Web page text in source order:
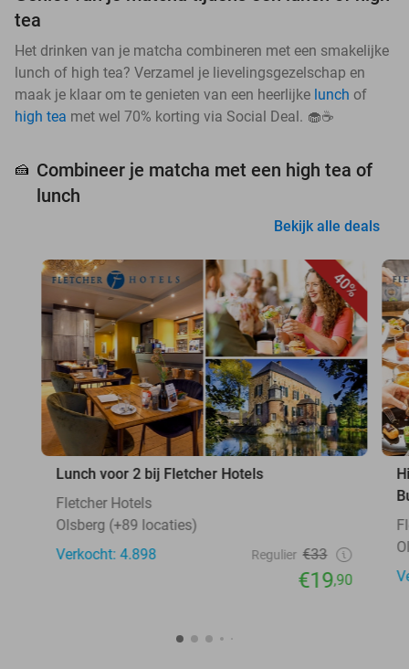
tea
Het drinken van je matcha combineren met een smakelijke
lunch of high tea? Verzamel je lievelingsgezelschap en
maak je klaar om te genieten van een heerlijke lunch of
high tea met wel 70% korting via Social Deal. 🧁☕
🍰 Combineer je matcha met een high tea of
lunch
Bekijk alle deals
40%
Lunch voor 2 bij Fletcher Hotels
Fletcher Hotels
Olsberg (+89 locaties)
Verkocht: 4.898
Regulier €33
€19,90